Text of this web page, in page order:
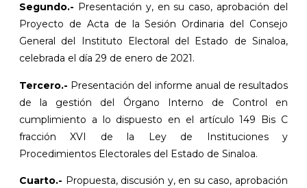
Segundo.- Presentación y, en su caso, aprobación del
Proyecto de Acta de la Sesión Ordinaria del Consejo
General del Instituto Electoral del Estado de Sinaloa,
celebrada el día 29 de enero de 2021.
Tercero.- Presentación del informe anual de resultados
de la gestión del Órgano Interno de Control en
cumplimiento a lo dispuesto en el artículo 149 Bis C
fracción XVI de la Ley de Instituciones y
Procedimientos Electorales del Estado de Sinaloa.
Cuarto.- Propuesta, discusión y, en su caso, aprobación